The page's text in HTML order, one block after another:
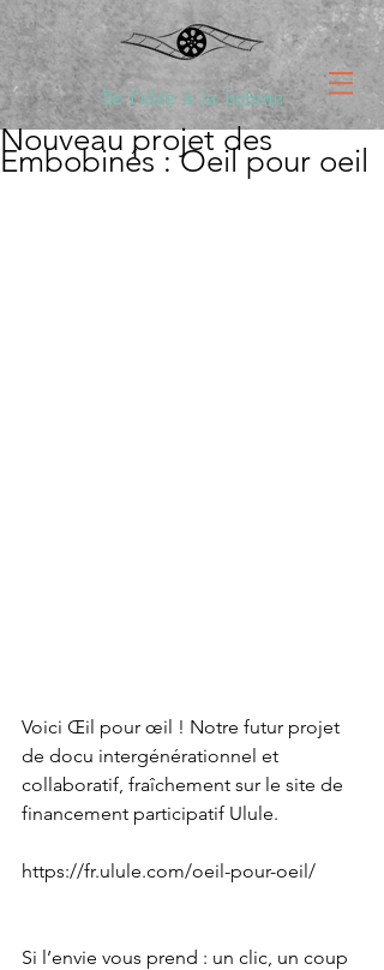
De l'idée à la bobine
Nouveau projet des
Embobinés : Oeil pour oeil
Voici Œil pour œil ! Notre futur projet
de docu intergénérationnel et
collaboratif, fraîchement sur le site de
financement participatif Ulule.
https://fr.ulule.com/oeil-pour-oeil/
Si l’envie vous prend : un clic, un coup